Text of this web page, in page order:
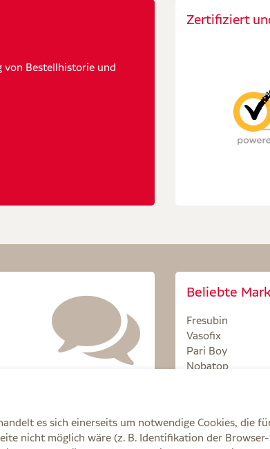
von Bestellhistorie und
Zertifiziert
Beliebte
Fresubin
Vasofix
Pari Boy
Nobatop
es sich einerseits um notwendige Cookies, die
nicht möglich wäre (z. B. Identifikation der